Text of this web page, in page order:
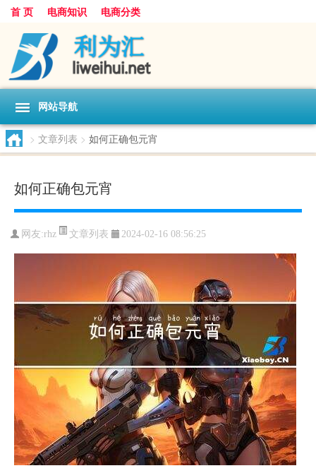
首 页 电商知识 电商分类
网站导航
> 文章列表 > 如何正确包元宵
如何正确包元宵
网友:rhz 文章列表 2024-02-16 08:56:25